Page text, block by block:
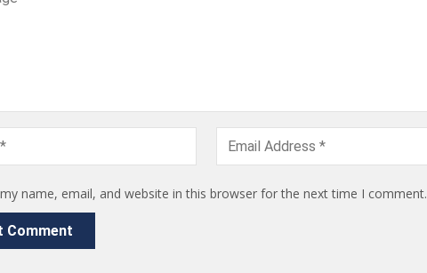
name, email, and website in this browser for the next time I comment.